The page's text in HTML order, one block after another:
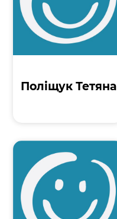
Поліщук Тетяна